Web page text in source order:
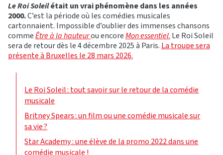
Le Roi Soleilétait un vrai phénomène dans les années
2000.C’est la période où les comédies musicales
cartonnaient. Impossible d’oublier des immenses chansons
commeÊtre à la hauteurou encoreMon essentiel. Le Roi Soleil
sera de retour dès le 4 décembre 2025 à Paris. La troupe sera
présente à Bruxelles le 28 mars 2026.
Le Roi Soleil : tout savoir sur le retour de la comédie
musicale
Britney Spears : un film ou une comédie musicale sur
sa vie ?
Star Academy : une élève de la promo 2022 dans une
comédie musicale !